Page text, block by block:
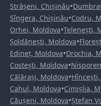
Strășeni, Chișinău•
Sîngera, Chișinău•Codru,
Orhei, Moldova•Telenești,
Șoldănești, Moldova•
Edineț, Moldova•Drochia,
Costești, Moldova•
Călărași, Moldova•
Cahul, Moldova•Cimișlia,
Căușeni, Moldova•Ștefan